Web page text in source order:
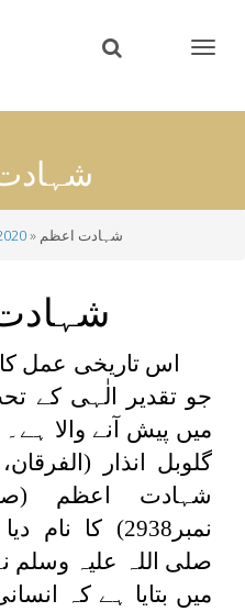
content
شہادت اعظم
اس تاریخی عمل
جو تقدیر الٰہی کے
میں پیش آنے والا
شہادت اعظم
نمبر2938) کا
صلی اللہ علیہ وسلم
میں بتایا ہے کہ